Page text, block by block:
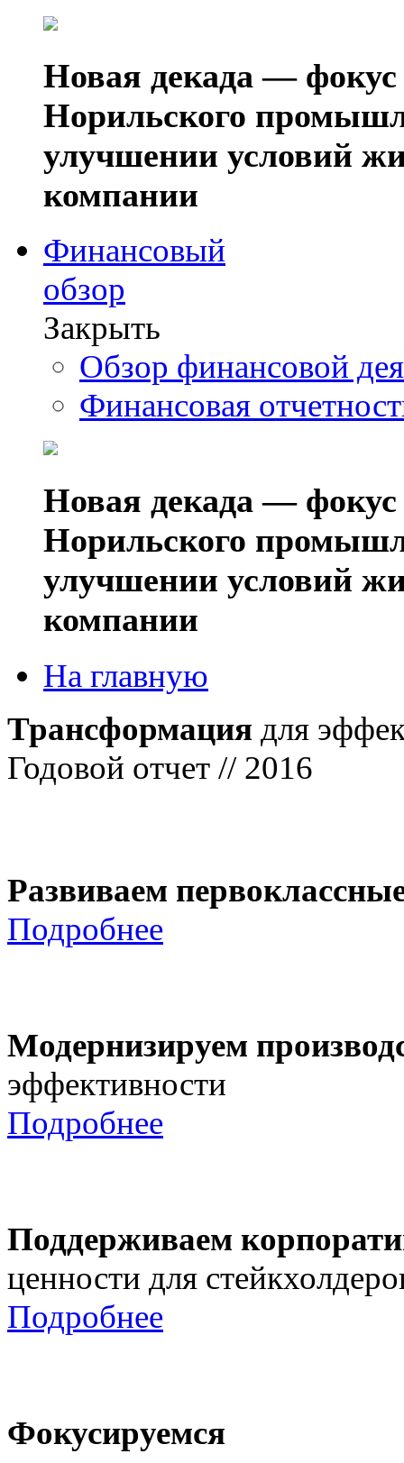
Новая декада — фокус
Норильского
улучшении условий
компании
Финансовый
обзор
Закрыть
Обзор финансовой
Финансовая
Новая декада — фокус
Норильского
улучшении условий
компании
На главную
Трансформация для
Годовой отчет // 2016
Развиваем
Подробнее
Модернизируем
эффективности
Подробнее
Поддерживаем
ценности для
Подробнее
Фокусируемся